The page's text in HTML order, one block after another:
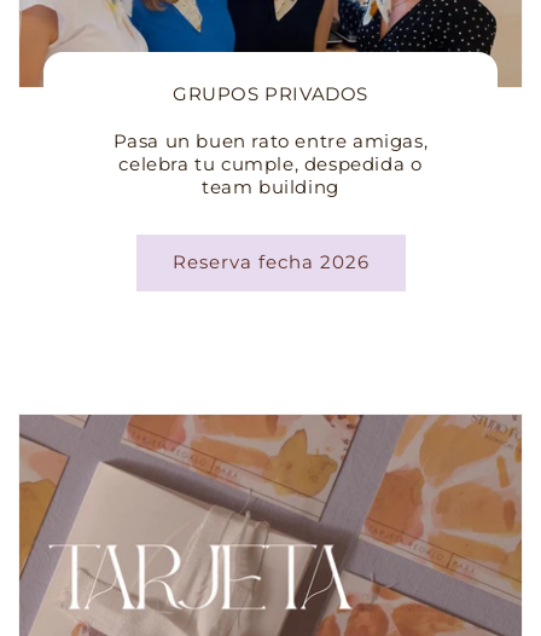
GRUPOS PRIVADOS
Pasa un buen rato entre amigas,
celebra tu cumple, despedida o
team building
Reserva fecha 2026